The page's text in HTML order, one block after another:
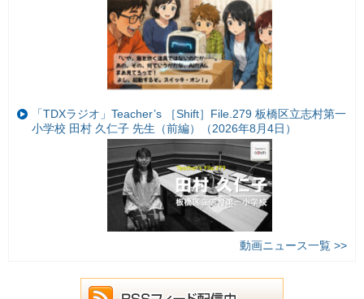
「TDXラジオ」Teacher’s ［Shift］File.279 板橋区立志村第一
小学校 田村 久仁子 先生（前編）（2026年8月4日）
動画ニュース一覧 >>